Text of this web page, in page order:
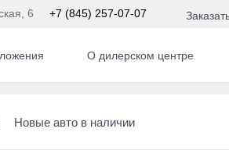
6 +7 (845) 257-07-07
Получить консультацию по кредиту
Рассчитать кредит
О дилерском центре
Новые авто в наличии